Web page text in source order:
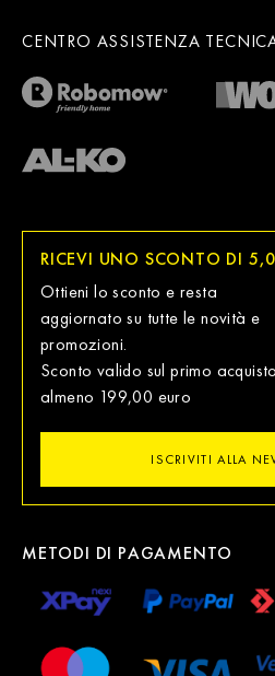
CENTRO ASSISTENZA
RICEVI UNO SCONTO DI
Ottieni lo sconto e resta
aggiornato su tutte le novità e
promozioni.
Sconto valido sul primo
almeno 199,00 euro
ISCRIVITI ALLA
METODI DI PAGAMENTO